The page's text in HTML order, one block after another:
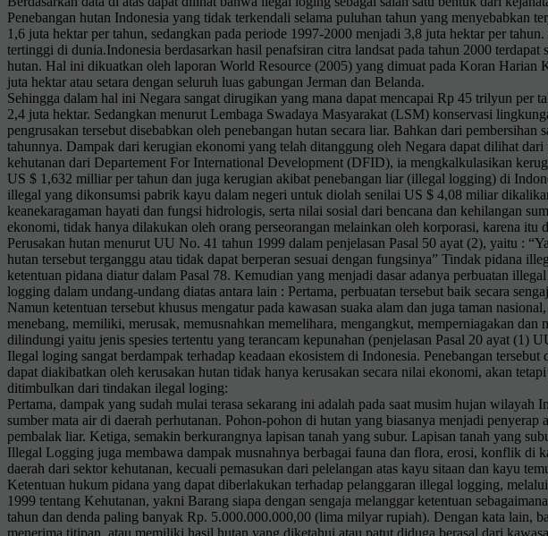
Penebangan hutan Indonesia yang tidak terkendali selama puluhan tahun yang menyebabkan
1,6 juta hektar per tahun, sedangkan pada periode 1997-2000 menjadi 3,8 juta hektar per
tertinggi di dunia.Indonesia berdasarkan hasil penafsiran citra landsat pada tahun 2000
hutan. Hal ini dikuatkan oleh laporan World Resource (2005) yang dimuat pada Koran
juta hektar atau setara dengan seluruh luas gabungan Jerman dan Belanda.
Sehingga dalam hal ini Negara sangat dirugikan yang mana dapat mencapai Rp 45 trilyun
2,4 juta hektar. Sedangkan menurut Lembaga Swadaya Masyarakat (LSM) konservasi
pengrusakan tersebut disebabkan oleh penebangan hutan secara liar. Bahkan dari
tahunnya. Dampak dari kerugian ekonomi yang telah ditanggung oleh Negara dapat dilihat
kehutanan dari Departement For International Development (DFID), ia mengkalkulasikan
US $ 1,632 milliar per tahun dan juga kerugian akibat penebangan liar (illegal logging) di
illegal yang dikonsumsi pabrik kayu dalam negeri untuk diolah senilai US $ 4,08 miliar
keanekaragaman hayati dan fungsi hidrologis, serta nilai sosial dari bencana dan kehilangan
ekonomi, tidak hanya dilakukan oleh orang perseorangan melainkan oleh korporasi, karena
Perusakan hutan menurut UU No. 41 tahun 1999 dalam penjelasan Pasal 50 ayat (2), yaitu :
hutan tersebut terganggu atau tidak dapat berperan sesuai dengan fungsinya” Tindak pidana
ketentuan pidana diatur dalam Pasal 78. Kemudian yang menjadi dasar adanya perbuatan
logging dalam undang-undang diatas antara lain : Pertama, perbuatan tersebut baik secara
Namun ketentuan tersebut khusus mengatur pada kawasan suaka alam dan juga taman
menebang, memiliki, merusak, memusnahkan memelihara, mengangkut, memperniagakan
dilindungi yaitu jenis spesies tertentu yang terancam kepunahan (penjelasan Pasal 20 ayat (1)
Ilegal loging sangat berdampak terhadap keadaan ekosistem di Indonesia. Penebangan
dapat diakibatkan oleh kerusakan hutan tidak hanya kerusakan secara nilai ekonomi, akan
ditimbulkan dari tindakan ilegal loging:
Pertama, dampak yang sudah mulai terasa sekarang ini adalah pada saat musim hujan
sumber mata air di daerah perhutanan. Pohon-pohon di hutan yang biasanya menjadi
pembalak liar. Ketiga, semakin berkurangnya lapisan tanah yang subur. Lapisan tanah yang
Illegal Logging juga membawa dampak musnahnya berbagai fauna dan flora, erosi, konflik di
daerah dari sektor kehutanan, kecuali pemasukan dari pelelangan atas kayu sitaan dan kayu
Ketentuan hukum pidana yang dapat diberlakukan terhadap pelanggaran illegal logging,
1999 tentang Kehutanan, yakni Barang siapa dengan sengaja melanggar ketentuan
tahun dan denda paling banyak Rp. 5.000.000.000,00 (lima milyar rupiah). Dengan kata lain,
menerima titipan, atau memiliki hasil hutan yang diketahui atau patut diduga berasal dari